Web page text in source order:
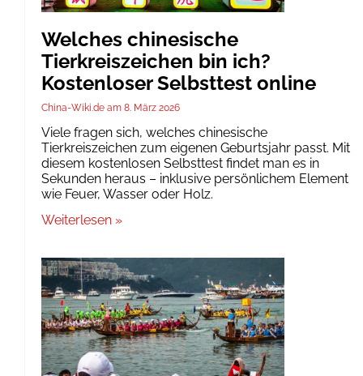
Welches chinesische
Tierkreiszeichen bin ich?
Kostenloser Selbsttest online
China-Wiki.de 8. März 2026
Viele fragen sich, welches chinesische
Tierkreiszeichen zum eigenen Geburtsjahr passt. Mit
diesem kostenlosen Selbsttest findet man es in
Sekunden heraus – inklusive persönlichem Element
wie Feuer, Wasser oder Holz.
Weiterlesen »